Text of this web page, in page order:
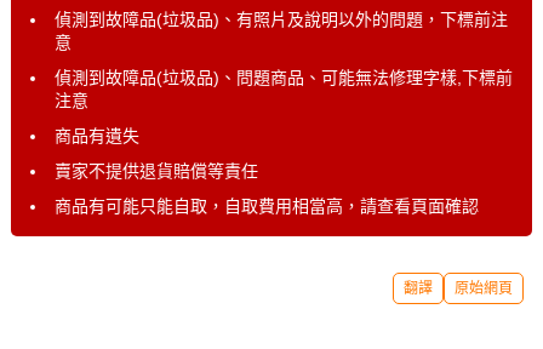
偵測到故障品(垃圾品)、有照片及說明以外的問題，下標前注
意
偵測到故障品(垃圾品)、問題商品、可能無法修理字樣,下標前
注意
商品有遺失
賣家不提供退貨賠償等責任
商品有可能只能自取，自取費用相當高，請查看頁面確認
翻譯 原始網頁